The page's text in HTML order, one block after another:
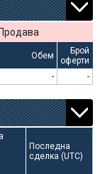
Продава
Обем
Брой
оферти
- -
Последна
сделка (UTC)